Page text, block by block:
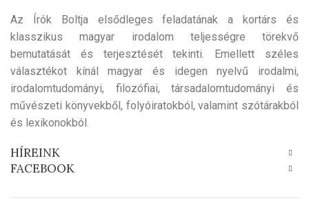
Az Írók Boltja elsődleges feladatának a kortárs és
klasszikus magyar irodalom teljességre törekvő
bemutatását és terjesztését tekinti. Emellett széles
választékot kínál magyar és idegen nyelvű irodalmi,
irodalomtudományi, filozófiai, társadalomtudományi és
művészeti könyvekből, folyóiratokból, valamint szótárakból
és lexikonokból.
HÍREINK
FACEBOOK